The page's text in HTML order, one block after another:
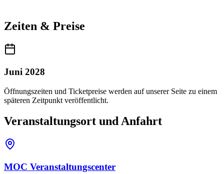
Zeiten & Preise
Juni 2028
Öffnungszeiten und Ticketpreise werden auf unserer Seite zu einem
späteren Zeitpunkt veröffentlicht.
Veranstaltungsort und Anfahrt
MOC Veranstaltungscenter